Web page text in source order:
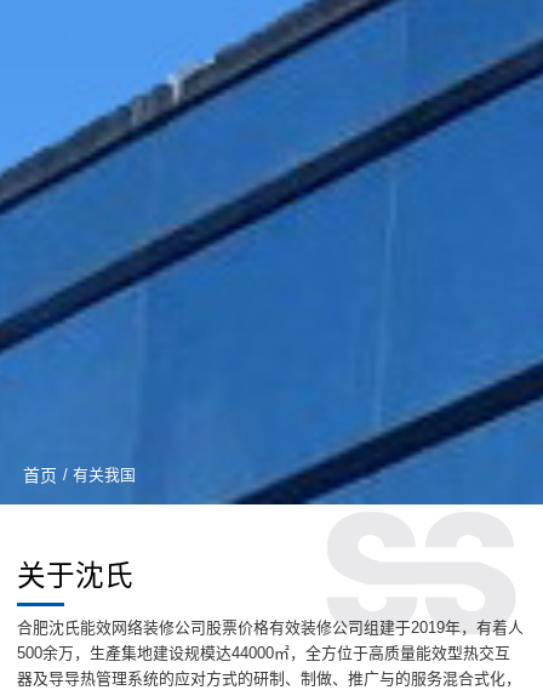
首页 / 有关我国
关于沈氏
合肥沈氏能效网络装修公司股票价格有效装修公司组建于2019年，有着人
500余万，生產集地建设规模达44000㎡，全方位于高质量能效型热交互
器及导导热管理系统的应对方式的研制、制做、推广与的服务混合式化，